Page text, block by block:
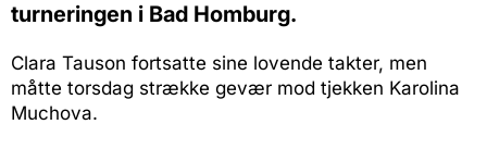
turneringen i Bad Homburg.
Clara Tauson fortsatte sine lovende takter, men
måtte torsdag strække gevær mod tjekken Karolina
Muchova.